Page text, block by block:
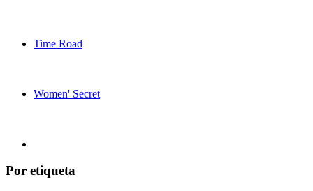
Time Road
Women' Secret
Por etiqueta